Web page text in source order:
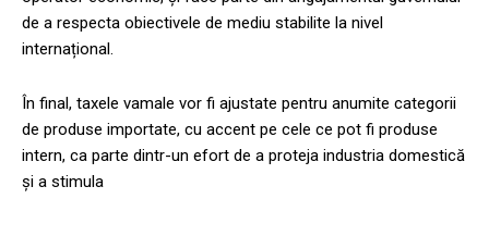
de a respecta obiectivele de mediu stabilite la nivel
internațional.
În final, taxele vamale vor fi ajustate pentru anumite categorii
de produse importate, cu accent pe cele ce pot fi produse
intern, ca parte dintr-un efort de a proteja industria domestică
și a stimula